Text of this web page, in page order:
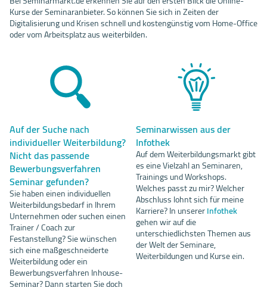
Kurse der Seminaranbieter. So können Sie sich in Zeiten der
Digitalisierung und Krisen schnell und kostengünstig vom Home-Office
oder vom Arbeitsplatz aus weiterbilden.
Auf der Suche nach
individueller Weiterbildung?
Nicht das passende
Bewerbungsverfahren
Seminar gefunden?
Sie haben einen individuellen
Weiterbildungsbedarf in Ihrem
Unternehmen oder suchen einen
Trainer / Coach zur
Festanstellung? Sie wünschen
sich eine maßgeschneiderte
Weiterbildung oder ein
Bewerbungsverfahren Inhouse-
Seminarwissen aus der
Infothek
Auf dem Weiterbildungsmarkt gibt
es eine Vielzahl an Seminaren,
Trainings und Workshops.
Welches passt zu mir? Welcher
Abschluss lohnt sich für meine
Karriere? In unsererInfothek
gehen wir auf die
unterschiedlichsten Themen aus
der Welt der Seminare,
Weiterbildungen und Kurse ein.